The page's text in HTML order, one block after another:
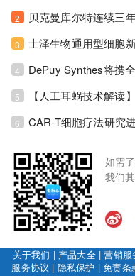
2 贝克曼库尔特连续三
3
4
5
6 CAR-T细胞疗法研究
如需
我们
关于我们 | 产品大全|营销服
服务协议 | 隐私保护 |免责条